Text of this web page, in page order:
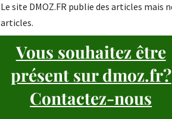
Le site DMOZ.FR publie des articles
articles.
Vous souhaitez être
présent sur dmoz.fr?
Contactez-nous